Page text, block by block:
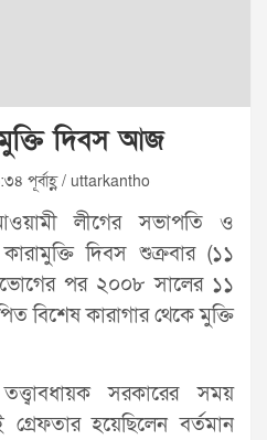
দিবস আজ
পূর্বাহ্ণ / uttarkantho
লীগের সভাপতি ও
কারামুক্তি দিবস শুক্রবার (১১
পর ২০০৮ সালের ১১
বিশেষ কারাগার থেকে মুক্তি
সরকারের সময়
হয়েছিলেন বর্তমান